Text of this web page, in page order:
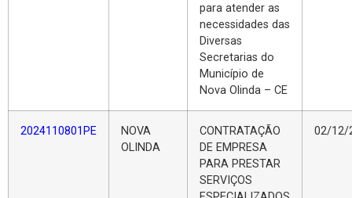
para atender as
necessidades das
Diversas
Secretarias do
Município de
Nova Olinda – CE
2024110801PE
NOVA
OLINDA
CONTRATAÇÃO
DE EMPRESA
PARA PRESTAR
SERVIÇOS
02/12/